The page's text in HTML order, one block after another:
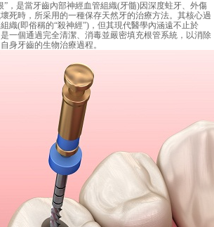
是當牙齒內部神經血管組織(牙髓)因深度蛀牙、外傷
死時，所采用的一種保存天然牙的治療方法。其核心過
織(即俗稱的“殺神經”)，但其現代醫學內涵遠不止於
一個通過完全清潔、消毒並嚴密填充根管系統，以消除
身牙齒的生物治療過程。